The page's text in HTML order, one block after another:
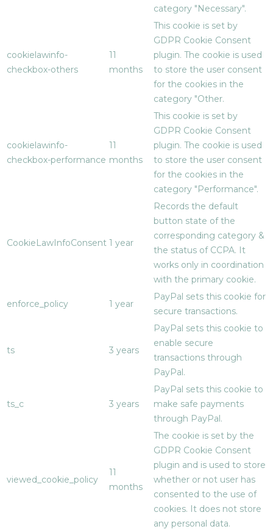
category "Necessary".
cookielawinfo-
checkbox-others
11
months
This cookie is set by
GDPR Cookie Consent
plugin. The cookie is used
to store the user consent
for the cookies in the
category "Other.
cookielawinfo-
checkbox-performance
11
months
This cookie is set by
GDPR Cookie Consent
plugin. The cookie is used
to store the user consent
for the cookies in the
category "Performance".
CookieLawInfoConsent 1 year
Records the default
button state of the
corresponding category &
the status of CCPA. It
works only in coordination
with the primary cookie.
enforce_policy 1 year
PayPal sets this cookie for
secure transactions.
ts 3 years
PayPal sets this cookie to
enable secure
transactions through
PayPal.
ts_c 3 years
PayPal sets this cookie to
make safe payments
through PayPal.
viewed_cookie_policy
11
months
The cookie is set by the
GDPR Cookie Consent
plugin and is used to store
whether or not user has
consented to the use of
cookies. It does not store
any personal data.